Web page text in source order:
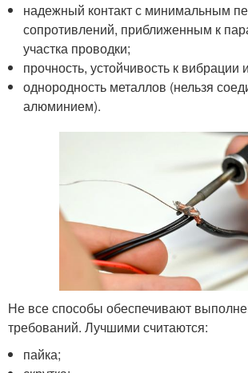
надежный контакт с минимальным
сопротивлений, приближенным к
участка проводки;
прочность, устойчивость к вибрации
однородность металлов (нельзя
алюминием).
Не все способы обеспечивают
требований. Лучшими считаются:
пайка;